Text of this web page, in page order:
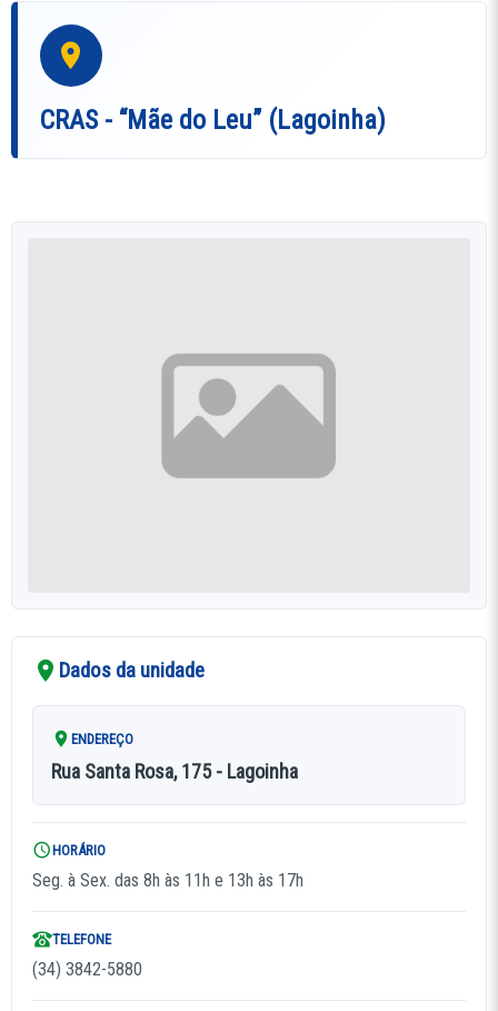
CRAS - “Mãe do Leu” (Lagoinha)
Dados da unidade
ENDEREÇO
Rua Santa Rosa, 175 - Lagoinha
HORÁRIO
Seg. à Sex. das 8h às 11h e 13h às 17h
TELEFONE
(34) 3842-5880